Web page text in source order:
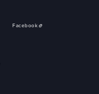
Facebook